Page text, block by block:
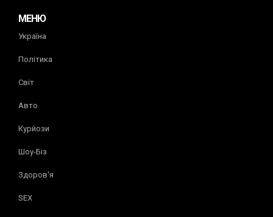
МЕНЮ
Україна
Політика
Світ
Авто
Курйози
Шоу-Біз
Здоров'я
SEX